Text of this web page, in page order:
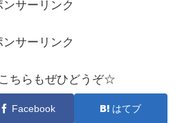
ンサーリンク
ンサーリンク
ちらもぜひどうぞ☆
Facebook はてブ